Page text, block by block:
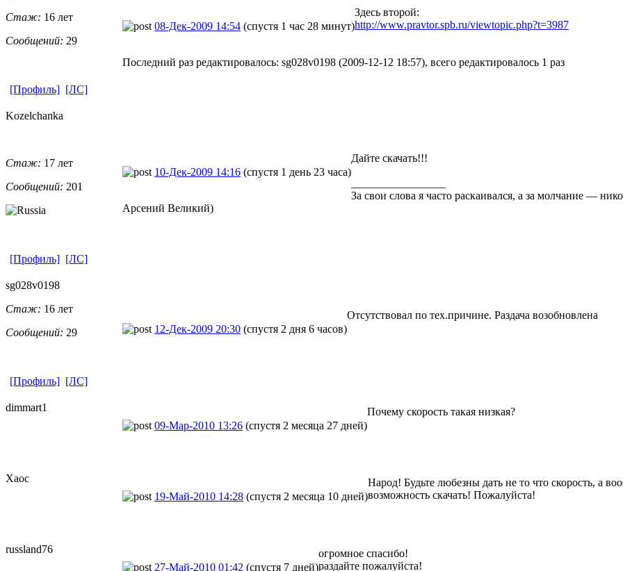
Стаж: 16 лет
Сообщений: 29
08-Дек-2009 14:54 (спустя 1 час 28 минут)
Здесь второй:
http://www.pravtor.spb.ru/viewtopic.php?t=3987
Последний раз редактировалось: sg028v0198 (2009-12-12 18:57), всего редактировалось 1 раз
[Профиль] [ЛС]
Kozelchanka
Стаж: 17 лет
Сообщений: 201
10-Дек-2009 14:16 (спустя 1 день 23 часа)
Дайте скачать!!!
За свои слова я часто раскаивался, а за молчание —
Арсений Великий)
[Профиль] [ЛС]
sg028v0198
Стаж: 16 лет
Сообщений: 29 12-Дек-2009 20:30 (спустя 2 дня 6 часов)
Отсутствовал по тех.причине. Раздача возобновлена
[Профиль] [ЛС]
dimmart1
09-Мар-2010 13:26 (спустя 2 месяца 27 дней)
Почему скорость такая низкая?
Хаос
19-Май-2010 14:28 (спустя 2 месяца 10 дней)
Народ! Будьте любезны дать не то что скорость, а
возможность скачать! Пожалуйста!
russland76
27-Май-2010 01:42 (спустя 7 дней)
огромное спасибо!
раздайте пожалуйста!